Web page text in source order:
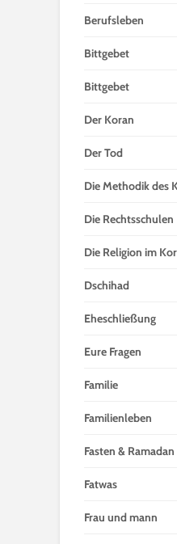
Berufsleben
Bittgebet
Bittgebet
Der Koran
Der Tod
Die Methodik des
Die Rechtsschulen
Die Religion im
Dschihad
Eheschließung
Eure Fragen
Familie
Familienleben
Fasten & Ramadan
Fatwas
Frau und mann